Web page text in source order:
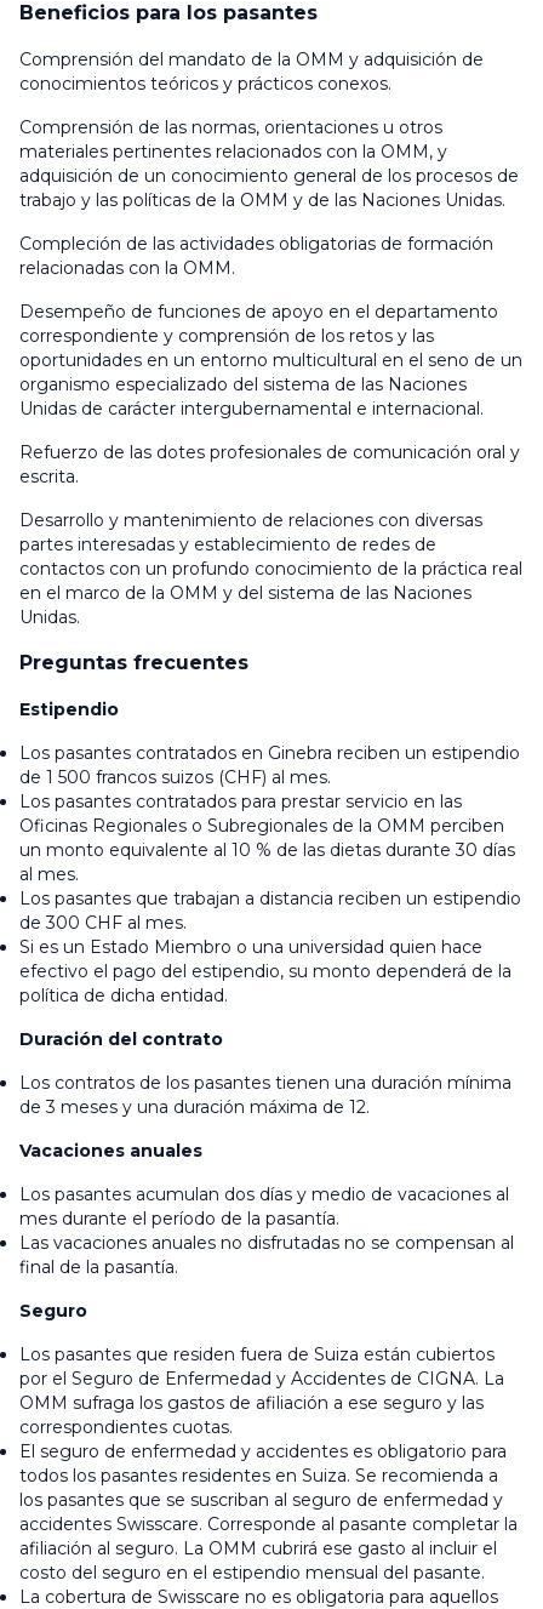
Beneficios para los pasantes
Comprensión del mandato de la OMM y adquisición de
conocimientos teóricos y prácticos conexos.
Comprensión de las normas, orientaciones u otros
materiales pertinentes relacionados con la OMM, y
adquisición de un conocimiento general de los procesos de
trabajo y las políticas de la OMM y de las Naciones Unidas.
Compleción de las actividades obligatorias de formación
relacionadas con la OMM.
Desempeño de funciones de apoyo en el departamento
correspondiente y comprensión de los retos y las
oportunidades en un entorno multicultural en el seno de un
organismo especializado del sistema de las Naciones
Unidas de carácter intergubernamental e internacional.
Refuerzo de las dotes profesionales de comunicación oral y
escrita.
Desarrollo y mantenimiento de relaciones con diversas
partes interesadas y establecimiento de redes de
contactos con un profundo conocimiento de la práctica real
en el marco de la OMM y del sistema de las Naciones
Unidas.
Preguntas frecuentes
Estipendio
Los pasantes contratados en Ginebra reciben un estipendio
de 1 500 francos suizos (CHF) al mes.
Los pasantes contratados para prestar servicio en las
Oficinas Regionales o Subregionales de la OMM perciben
un monto equivalente al 10 % de las dietas durante 30 días
al mes.
Los pasantes que trabajan a distancia reciben un estipendio
de 300 CHF al mes.
Si es un Estado Miembro o una universidad quien hace
efectivo el pago del estipendio, su monto dependerá de la
política de dicha entidad.
Duración del contrato
Los contratos de los pasantes tienen una duración mínima
de 3 meses y una duración máxima de 12.
Vacaciones anuales
Los pasantes acumulan dos días y medio de vacaciones al
mes durante el período de la pasantía.
Las vacaciones anuales no disfrutadas no se compensan al
final de la pasantía.
Seguro
Los pasantes que residen fuera de Suiza están cubiertos
por el Seguro de Enfermedad y Accidentes de CIGNA. La
OMM sufraga los gastos de afiliación a ese seguro y las
correspondientes cuotas.
El seguro de enfermedad y accidentes es obligatorio para
todos los pasantes residentes en Suiza. Se recomienda a
los pasantes que se suscriban al seguro de enfermedad y
accidentes Swisscare. Corresponde al pasante completar la
afiliación al seguro. La OMM cubrirá ese gasto al incluir el
costo del seguro en el estipendio mensual del pasante.
La cobertura de Swisscare no es obligatoria para aquellos